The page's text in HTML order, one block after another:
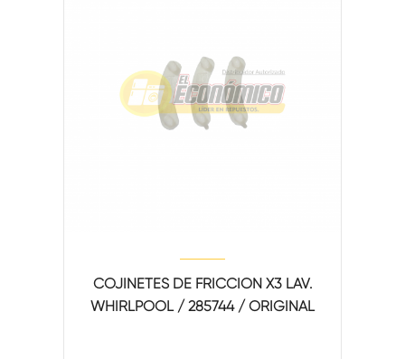
COJINETES DE FRICCION X3 LAV.
WHIRLPOOL / 285744 / ORIGINAL